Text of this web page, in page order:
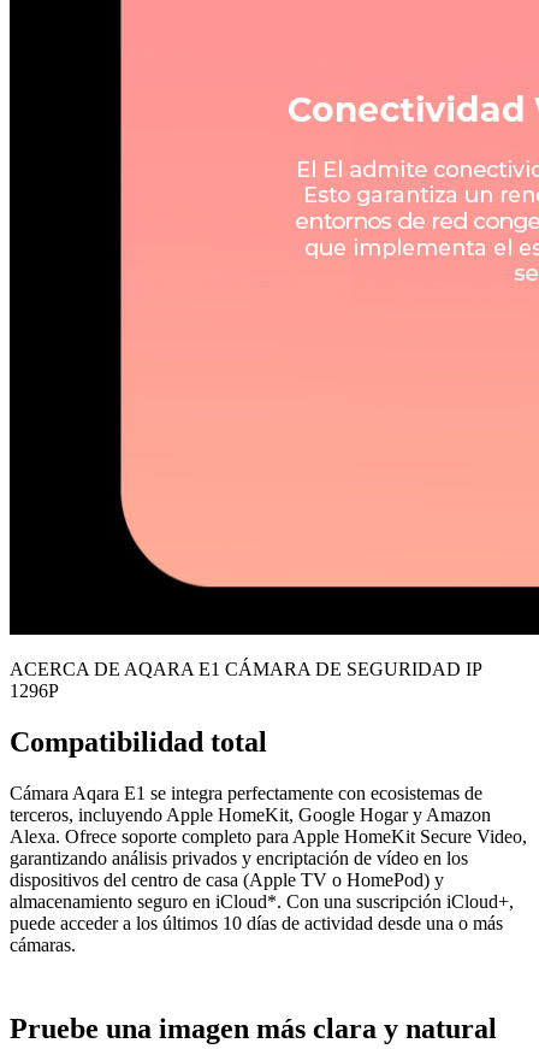
ACERCA DE AQARA E1 CÁMARA DE SEGURIDAD IP
1296P
Compatibilidad total
Cámara Aqara E1 se integra perfectamente con ecosistemas de
terceros, incluyendo Apple HomeKit, Google Hogar y Amazon
Alexa. Ofrece soporte completo para Apple HomeKit Secure Video,
garantizando análisis privados y encriptación de vídeo en los
dispositivos del centro de casa (Apple TV o HomePod) y
almacenamiento seguro en iCloud*. Con una suscripción iCloud+,
puede acceder a los últimos 10 días de actividad desde una o más
cámaras.
Pruebe una imagen más clara y natural